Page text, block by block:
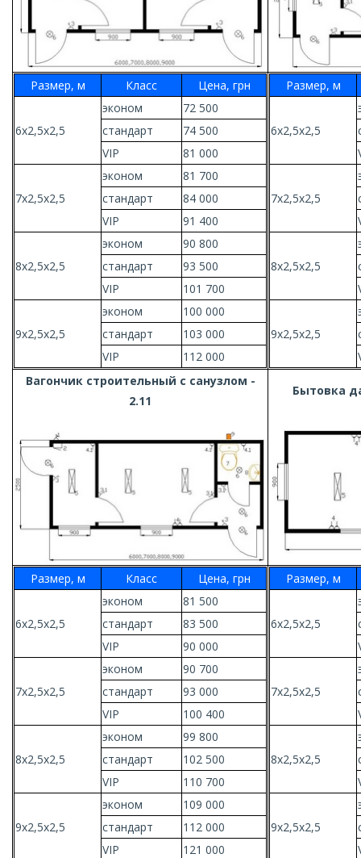
Размер, м Класс Цена, грн
6х2,5х2,5
эконом
72 500
стандарт
74 500
VIP
81 000
7х2,5х2,5
эконом
81 700
стандарт
84 000
VIP
91 400
8х2,5х2,5
эконом
90 800
стандарт
93 500
VIP
101 700
9х2,5х2,5
эконом
100 000
стандарт
103 000
VIP
112 000
Размер, м
6х2,5х2,5
7х2,5х2,5
8х2,5х2,5
9х2,5х2,5
Вагончик строительный с санузлом -
2.11
Бытовка
Размер, м Класс Цена, грн
6х2,5х2,5
эконом
81 500
стандарт
83 500
VIP
90 000
7х2,5х2,5
эконом
90 700
стандарт
93 000
VIP
100 400
8х2,5х2,5
эконом
99 800
стандарт
102 500
VIP
110 700
9х2,5х2,5
эконом
109 000
стандарт
112 000
VIP
121 000
Размер, м
6х2,5х2,5
7х2,5х2,5
8х2,5х2,5
9х2,5х2,5